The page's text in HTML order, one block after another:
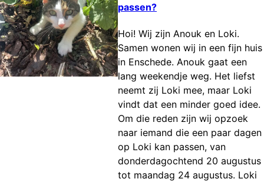
passen?
Hoi! Wij zijn Anouk en Loki.
Samen wonen wij in een fijn huis
in Enschede. Anouk gaat een
lang weekendje weg. Het liefst
neemt zij Loki mee, maar Loki
vindt dat een minder goed idee.
Om die reden zijn wij opzoek
naar iemand die een paar dagen
op Loki kan passen, van
donderdagochtend 20 augustus
tot maandag 24 augustus. Loki